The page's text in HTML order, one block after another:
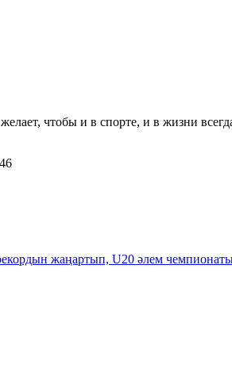
чтобы и в спорте, и в жизни
жаңартып, U20 әлем